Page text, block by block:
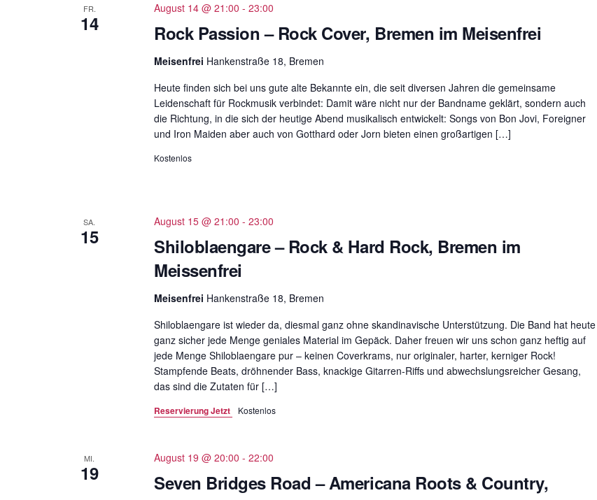
FR.
14 Rock Passion – Rock Cover, Bremen im Meisenfrei
August 14 @ 21:00 - 23:00
Meisenfrei Hankenstraße 18, Bremen
Heute finden sich bei uns gute alte Bekannte ein, die seit diversen Jahren die gemeinsame
Leidenschaft für Rockmusik verbindet: Damit wäre nicht nur der Bandname geklärt, sondern auch
die Richtung, in die sich der heutige Abend musikalisch entwickelt: Songs von Bon Jovi, Foreigner
und Iron Maiden aber auch von Gotthard oder Jorn bieten einen großartigen […]
Kostenlos
SA.
15
Shiloblaengare – Rock & Hard Rock, Bremen im
Meissenfrei
August 15 @ 21:00 - 23:00
Meisenfrei Hankenstraße 18, Bremen
Shiloblaengare ist wieder da, diesmal ganz ohne skandinavische Unterstützung. Die Band hat heute
ganz sicher jede Menge geniales Material im Gepäck. Daher freuen wir uns schon ganz heftig auf
jede Menge Shiloblaengare pur – keinen Coverkrams, nur originaler, harter, kerniger Rock!
Stampfende Beats, dröhnender Bass, knackige Gitarren-Riffs und abwechslungsreicher Gesang,
das sind die Zutaten für […]
Reservierung Jetzt Kostenlos
MI.
19
Seven Bridges Road – Americana Roots & Country,
August 19 @ 20:00 - 22:00